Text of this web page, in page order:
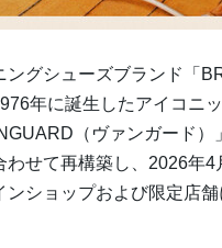
グシューズブランド「
年に誕生したアイコニ
（ヴァンガード）
わせて再構築し、2026年4
ンショップおよび限定店舗